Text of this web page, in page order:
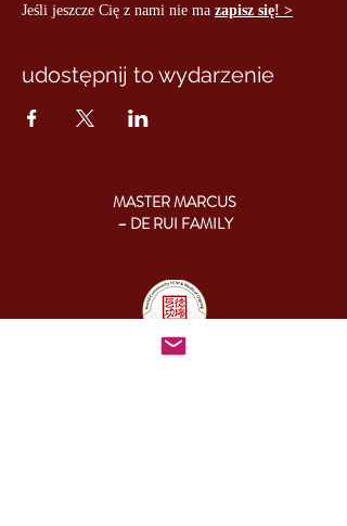
Jeśli jeszcze Cię z nami nie ma zapisz się! >
udostępnij to wydarzenie
MASTER MARCUS
– DE RUI FAMILY